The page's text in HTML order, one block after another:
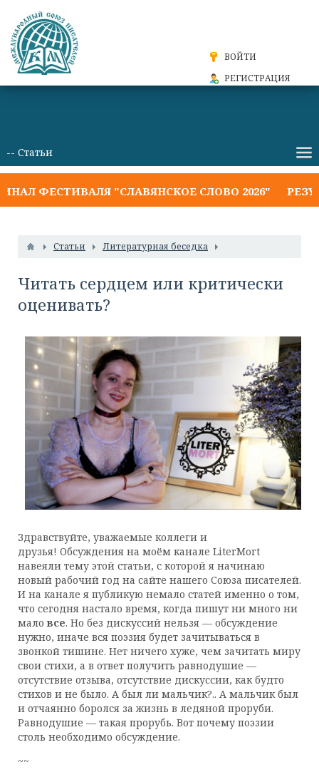
ВОЙТИ
РЕГИСТРАЦИЯ
"СЛАВЯНСКОЕ СЛОВО 2026"
Статьи Литературная беседка
Читать сердцем или критически
оценивать?
Здравствуйте, уважаемые коллеги и
друзья! Обсуждения на моём канале LiterMort
навеяли тему этой статьи, с которой я начинаю
новый рабочий год на сайте нашего Союза писателей.
И на канале я публикую немало статей именно о том,
что сегодня настало время, когда пишут ни много ни
мало все. Но без дискуссий нельзя — обсуждение
нужно, иначе вся поэзия будет зачитываться в
звонкой тишине. Нет ничего хуже, чем зачитать миру
свои стихи, а в ответ получить равнодушие —
отсутствие отзыва, отсутствие дискуссии, как будто
стихов и не было. А был ли мальчик?.. А мальчик был
и отчаянно боролся за жизнь в ледяной проруби.
Равнодушие — такая прорубь. Вот почему поэзии
столь необходимо обсуждение.
~~